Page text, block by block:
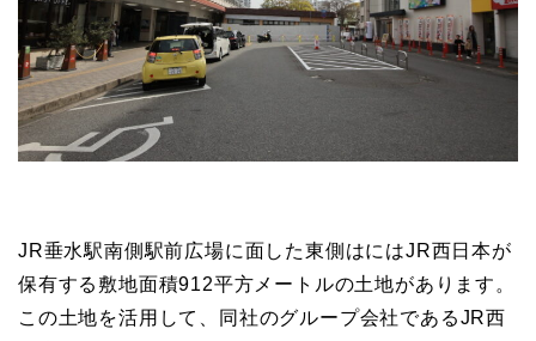
JR垂水駅南側駅前広場に面した東側はにはJR西日本が
保有する敷地面積912平方メートルの土地があります。
この土地を活用して、同社のグループ会社であるJR西